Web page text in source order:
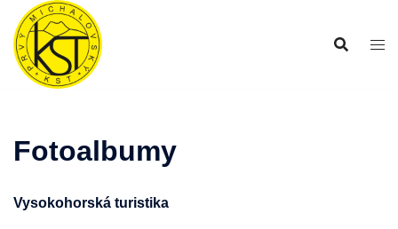
Preskočiť
obsah
Fotoalbumy
Vysokohorská turistika